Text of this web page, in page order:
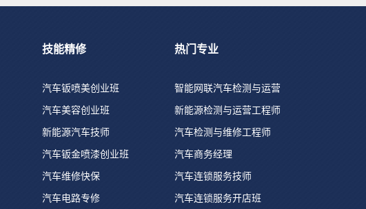
技能精修
汽车钣喷美创业班
汽车美容创业班
新能源汽车技师
汽车钣金喷漆创业班
汽车维修快保
汽车电路专修
热门专业
智能网联汽车检测与运营
新能源检测与运营工程师
汽车检测与维修工程师
汽车商务经理
汽车连锁服务技师
汽车连锁服务开店班